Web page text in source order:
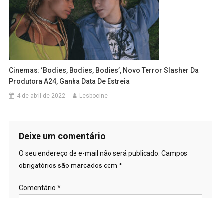
Cinemas: ‘Bodies, Bodies, Bodies’, Novo Terror Slasher Da
Produtora A24, Ganha Data De Estreia
4 de abril de 2022 Lesbocine
Deixe um comentário
O seu endereço de e-mail não será publicado. Campos
obrigatórios são marcados com *
Comentário *